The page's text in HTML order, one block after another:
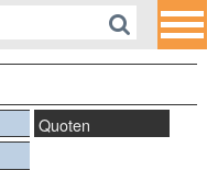
Quoten